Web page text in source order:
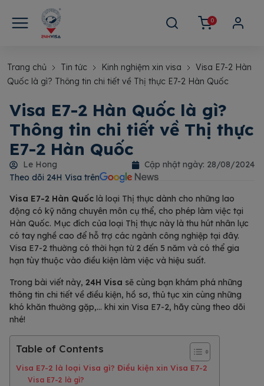
0
Trang chủ Tin tức Kinh nghiệm xin visa
Visa E7-2 Hàn
Quốc là gì? Thông tin chi tiết về Thị thực E7-2 Hàn Quốc
Visa E7-2 Hàn Quốc là gì?
Thông tin chi tiết về Thị thực
E7-2 Hàn Quốc
Le Hong Cập nhật ngày: 28/08/2024
Theo dõi 24H Visa trên​
Visa E7-2 Hàn Quốc là loại Thị thực dành cho những lao
động có kỹ năng chuyên môn cụ thể, cho phép làm việc tại
Hàn Quốc. Mục đích của loại Thị thực này là thu hút nhân lực
có tay nghề cao để hỗ trợ các ngành công nghiệp tại đây.
Visa E7-2 thường có thời hạn từ 2 đến 5 năm và có thể gia
hạn tùy thuộc vào điều kiện làm việc và hiệu suất.
Trong bài viết này, 24H Visa sẽ cùng bạn khám phá những
thông tin chi tiết về điều kiện, hồ sơ, thủ tục xin cùng những
khó khăn thường gặp,… khi xin Visa E7-2, hãy cùng theo dõi
nhé!
Table of Contents
Visa E7-2 là loại Visa gì? Điều kiện xin Visa E7-2
Visa E7-2 là gì?